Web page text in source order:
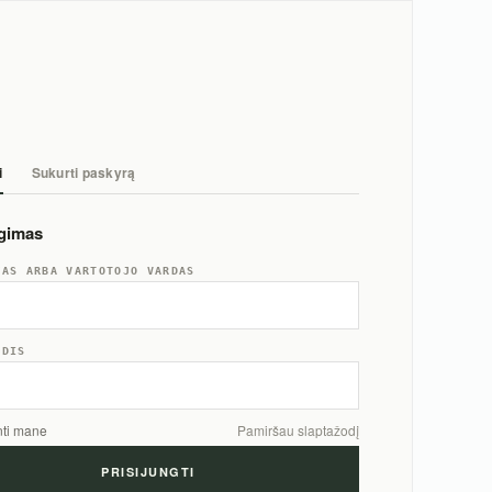
Sukurti paskyrą
ARBA VARTOTOJO VARDAS
mane Pamiršau slaptažodį